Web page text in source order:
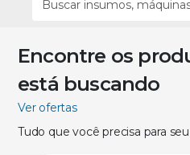
Encontre os
está buscando
Ver ofertas
Tudo que você precisa para